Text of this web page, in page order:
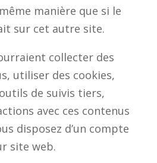
manière que si le
sur cet autre site.
collecter des
utiliser des cookies,
de suivis tiers,
avec ces contenus
disposez d’un compte
site web.